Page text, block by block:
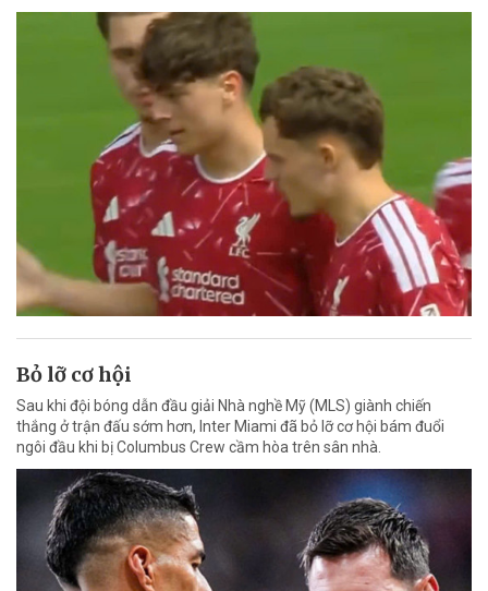
Bỏ lỡ cơ hội
Sau khi đội bóng dẫn đầu giải Nhà nghề Mỹ (MLS) giành chiến
thắng ở trận đấu sớm hơn, Inter Miami đã bỏ lỡ cơ hội bám đuổi
ngôi đầu khi bị Columbus Crew cầm hòa trên sân nhà.